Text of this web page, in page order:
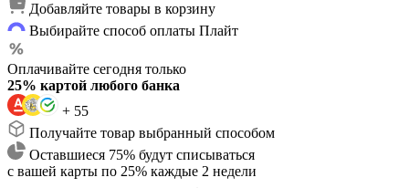
Добавляйте товары в корзину
Выбирайте способ оплаты Плайт
Оплачивайте сегодня только
25% картой любого банка
+ 55
Получайте товар выбранный способом
Оставшиеся 75% будут списываться
с вашей карты по 25% каждые 2 недели